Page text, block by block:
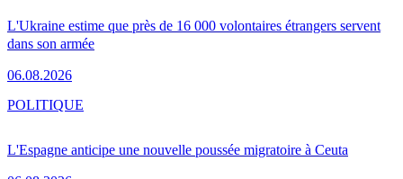
L'Ukraine estime que près de 16 000 volontaires étrangers servent
dans son armée
06.08.2026
L'Espagne anticipe une nouvelle poussée migratoire à Ceuta
POLITIQUE